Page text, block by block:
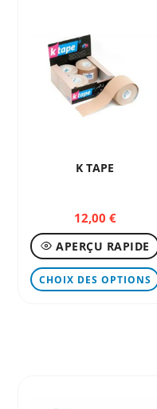
K TAPE
12,00 €
APERÇU RAPIDE
CHOIX DES OPTIONS